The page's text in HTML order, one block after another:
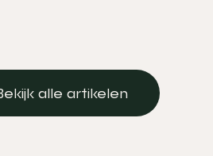
alle artikelen
alle artikelen